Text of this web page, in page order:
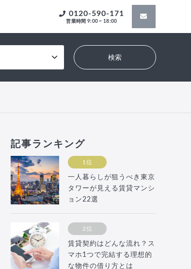
0120-590-171
営業時間 9:00 ~ 18:00
記事ランキング
1位
一人暮らしが狙うべき東京
タワーが見える賃貸マンシ
ョン22選
2位
賃貸契約はどんな流れ？ス
マホ1つで完結する理想的
な物件の借り方とは